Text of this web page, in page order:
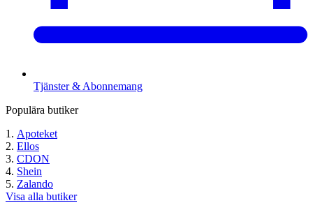
Tjänster & Abonnemang
Populära butiker
Apoteket
Ellos
CDON
Shein
Zalando
Visa alla butiker